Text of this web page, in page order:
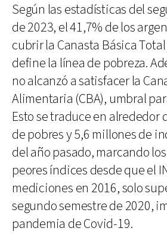
Según las estadísticas del
de 2023, el 41,7% de los
cubrir la Canasta Básica Total
define la línea de pobreza.
no alcanzó a satisfacer la
Alimentaria (CBA), umbral
Esto se traduce en alrededor
de pobres y 5,6 millones de
del año pasado, marcando
peores índices desde que el
mediciones en 2016, solo
segundo semestre de 2020,
pandemia de Covid-19.